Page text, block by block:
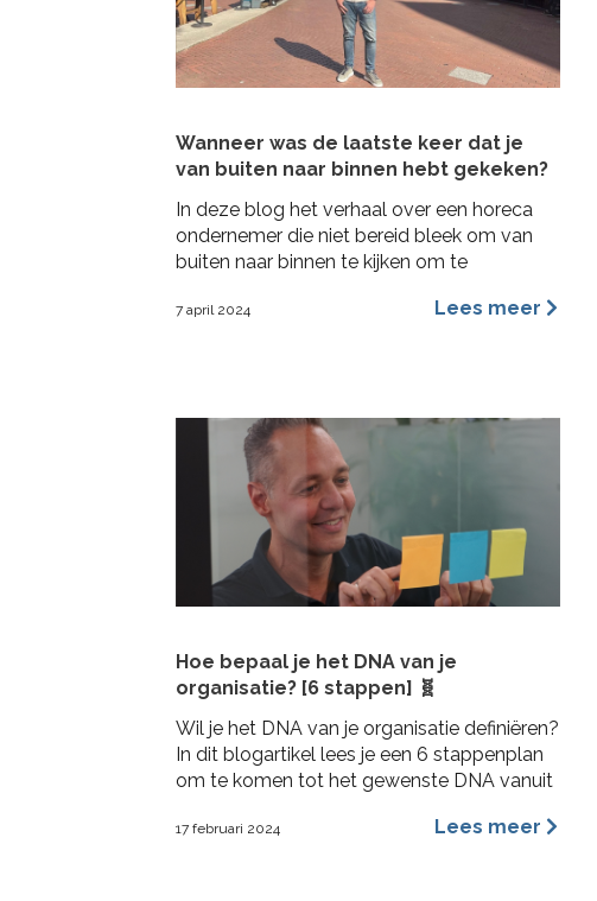
Wanneer was de laatste keer dat je
van buiten naar binnen hebt gekeken?
In deze blog het verhaal over een horeca
ondernemer die niet bereid bleek om van
buiten naar binnen te kijken om te
7 april 2024 Lees meer
Hoe bepaal je het DNA van je
organisatie? [6 stappen] 🧬
Wil je het DNA van je organisatie definiëren?
In dit blogartikel lees je een 6 stappenplan
om te komen tot het gewenste DNA vanuit
17 februari 2024 Lees meer